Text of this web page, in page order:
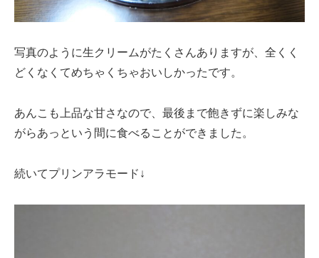
写真のように生クリームがたくさんありますが、全くく
どくなくてめちゃくちゃおいしかったです。
あんこも上品な甘さなので、最後まで飽きずに楽しみな
がらあっという間に食べることができました。
続いてプリンアラモード↓